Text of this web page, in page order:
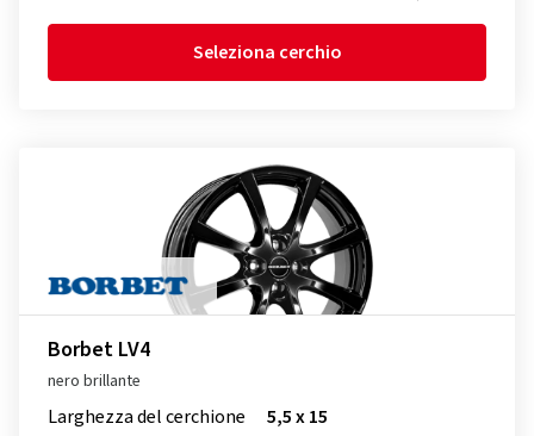
Seleziona cerchio
Borbet LV4
nero brillante
Larghezza del cerchione
5,5 x 15